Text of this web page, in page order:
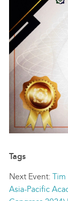
Tags
Next Event: Tim
Asia-Pacific